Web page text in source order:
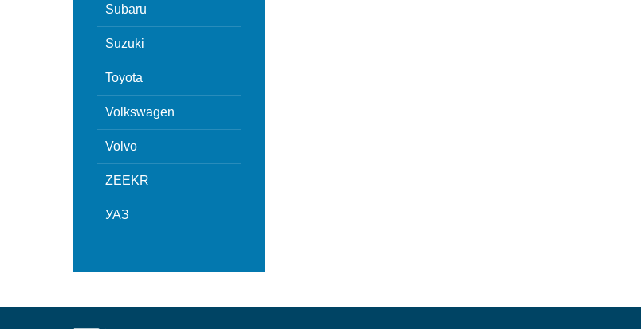
Subaru
Suzuki
Toyota
Volkswagen
Volvo
ZEEKR
УАЗ